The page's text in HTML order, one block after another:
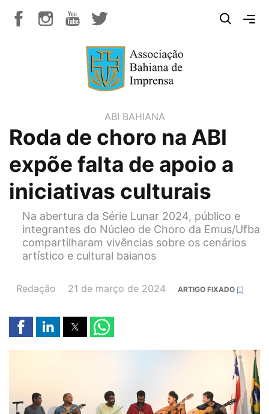
ABI BAHIANA
Roda de choro na ABI
expõe falta de apoio a
iniciativas culturais
Na abertura da Série Lunar 2024, público e
integrantes do Núcleo de Choro da Emus/Ufba
compartilharam vivências sobre os cenários
artístico e cultural baianos
AUTOR(A):
Redação DATA:
21 de março de 2024 ARTIGO FIXADO